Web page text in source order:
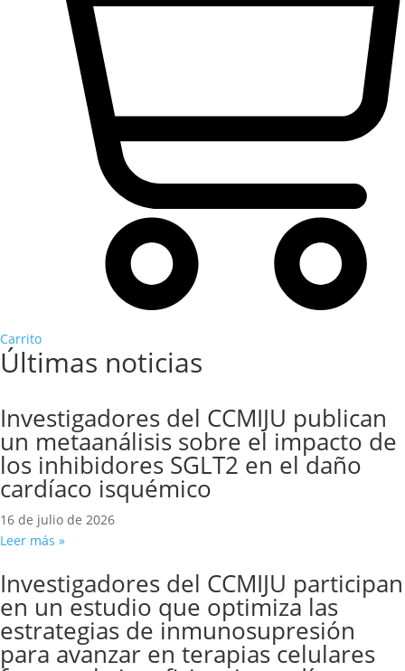
Carrito
Últimas noticias
Investigadores del CCMIJU publican
un metaanálisis sobre el impacto de
los inhibidores SGLT2 en el daño
cardíaco isquémico
16 de julio de 2026
Leer más »
Investigadores del CCMIJU participan
en un estudio que optimiza las
estrategias de inmunosupresión
para avanzar en terapias celulares